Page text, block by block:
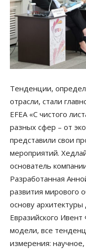
Тенденции,
отрасли, стали
EFEA «С чистого
разных сфер – от
представили свои
мероприятий.
основатель
Разработанная
развития мирового
основу
Евразийского Ивент
модели, все
измерения: